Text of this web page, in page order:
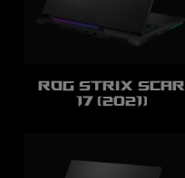
ROG Strix SCAR
17 (2021)